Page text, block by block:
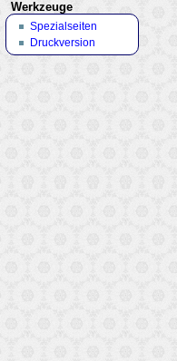
Werkzeuge
Spezialseiten
Druckversion